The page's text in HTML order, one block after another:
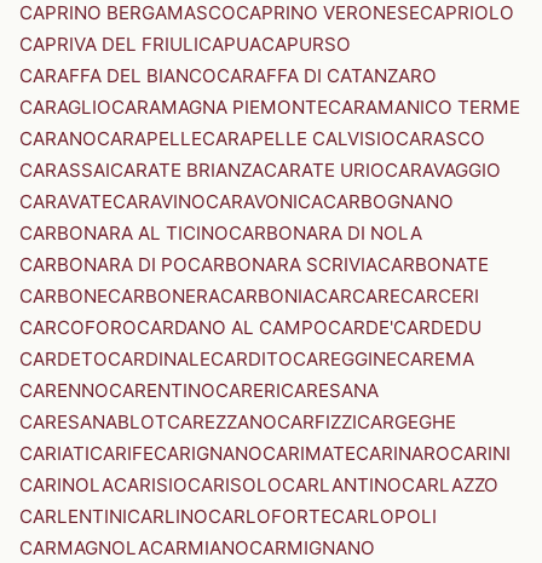
CAPRINO BERGAMASCOCAPRINO VERONESECAPRIOLO
CAPRIVA DEL FRIULICAPUACAPURSO
CARAFFA DEL BIANCOCARAFFA DI CATANZARO
CARAGLIOCARAMAGNA PIEMONTECARAMANICO TERME
CARANOCARAPELLECARAPELLE CALVISIOCARASCO
CARASSAICARATE BRIANZACARATE URIOCARAVAGGIO
CARAVATECARAVINOCARAVONICACARBOGNANO
CARBONARA AL TICINOCARBONARA DI NOLA
CARBONARA DI POCARBONARA SCRIVIACARBONATE
CARBONECARBONERACARBONIACARCARECARCERI
CARCOFOROCARDANO AL CAMPOCARDE'CARDEDU
CARDETOCARDINALECARDITOCAREGGINECAREMA
CARENNOCARENTINOCARERICARESANA
CARESANABLOTCAREZZANOCARFIZZICARGEGHE
CARIATICARIFECARIGNANOCARIMATECARINAROCARINI
CARINOLACARISIOCARISOLOCARLANTINOCARLAZZO
CARLENTINICARLINOCARLOFORTECARLOPOLI
CARMAGNOLACARMIANOCARMIGNANO